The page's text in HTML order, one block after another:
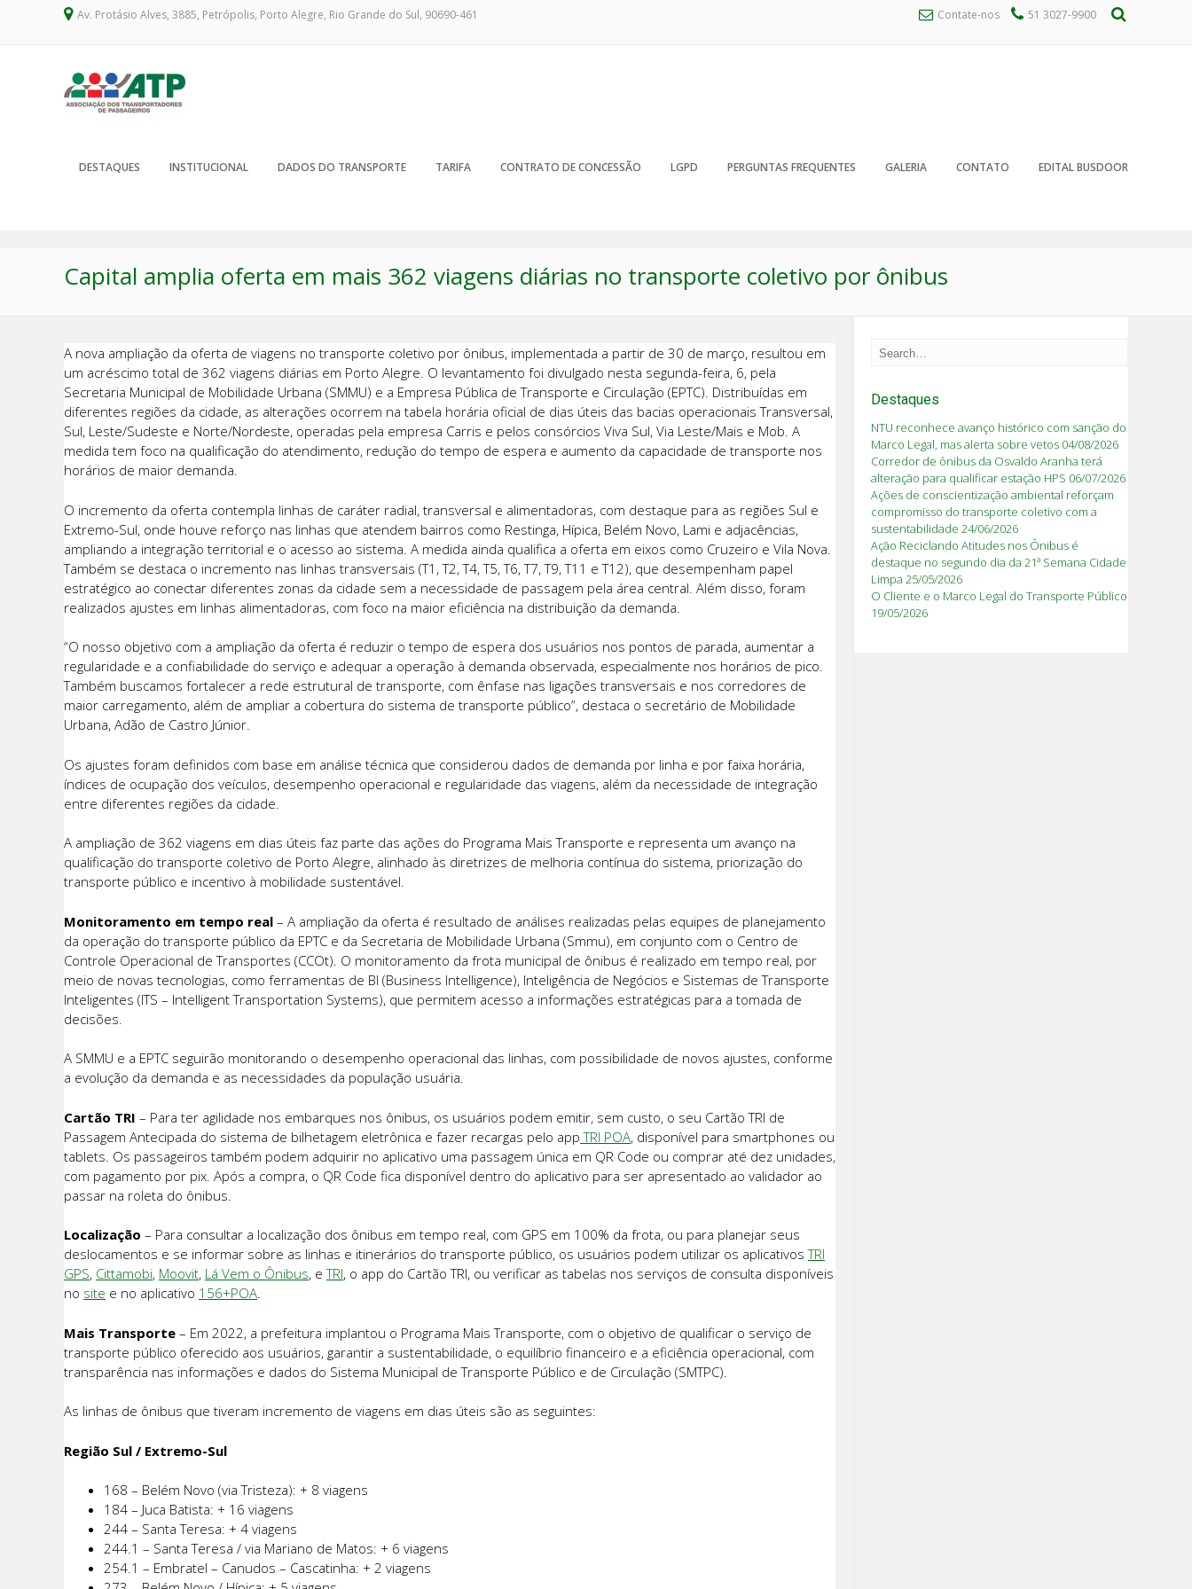
Av. Protásio Alves, 3885, Petrópolis, Porto Alegre, Rio Grande do Sul, 90690-461 Contate-nos 51 3027-9900
DESTAQUES INSTITUCIONAL DADOS DO TRANSPORTE TARIFA CONTRATO DE CONCESSÃO LGPD PERGUNTAS FREQUENTES GALERIA CONTATO EDITAL BUSDOOR
Capital amplia oferta em mais 362 viagens diárias no transporte coletivo por ônibus
A nova ampliação da oferta de viagens no transporte coletivo por ônibus, implementada a partir de 30 de março, resultou em
um acréscimo total de 362 viagens diárias em Porto Alegre. O levantamento foi divulgado nesta segunda-feira, 6, pela
Secretaria Municipal de Mobilidade Urbana (SMMU) e a Empresa Pública de Transporte e Circulação (EPTC). Distribuídas em
diferentes regiões da cidade, as alterações ocorrem na tabela horária oficial de dias úteis das bacias operacionais Transversal,
Sul, Leste/Sudeste e Norte/Nordeste, operadas pela empresa Carris e pelos consórcios Viva Sul, Via Leste/Mais e Mob. A
medida tem foco na qualificação do atendimento, redução do tempo de espera e aumento da capacidade de transporte nos
horários de maior demanda.
O incremento da oferta contempla linhas de caráter radial, transversal e alimentadoras, com destaque para as regiões Sul e
Extremo-Sul, onde houve reforço nas linhas que atendem bairros como Restinga, Hípica, Belém Novo, Lami e adjacências,
ampliando a integração territorial e o acesso ao sistema. A medida ainda qualifica a oferta em eixos como Cruzeiro e Vila Nova.
Também se destaca o incremento nas linhas transversais (T1, T2, T4, T5, T6, T7, T9, T11 e T12), que desempenham papel
estratégico ao conectar diferentes zonas da cidade sem a necessidade de passagem pela área central. Além disso, foram
realizados ajustes em linhas alimentadoras, com foco na maior eficiência na distribuição da demanda.
“O nosso objetivo com a ampliação da oferta é reduzir o tempo de espera dos usuários nos pontos de parada, aumentar a
regularidade e a confiabilidade do serviço e adequar a operação à demanda observada, especialmente nos horários de pico.
Também buscamos fortalecer a rede estrutural de transporte, com ênfase nas ligações transversais e nos corredores de
maior carregamento, além de ampliar a cobertura do sistema de transporte público”, destaca o secretário de Mobilidade
Urbana, Adão de Castro Júnior.
Os ajustes foram definidos com base em análise técnica que considerou dados de demanda por linha e por faixa horária,
índices de ocupação dos veículos, desempenho operacional e regularidade das viagens, além da necessidade de integração
entre diferentes regiões da cidade.
A ampliação de 362 viagens em dias úteis faz parte das ações do Programa Mais Transporte e representa um avanço na
qualificação do transporte coletivo de Porto Alegre, alinhado às diretrizes de melhoria contínua do sistema, priorização do
transporte público e incentivo à mobilidade sustentável.
Monitoramento em tempo real – A ampliação da oferta é resultado de análises realizadas pelas equipes de planejamento
da operação do transporte público da EPTC e da Secretaria de Mobilidade Urbana (Smmu), em conjunto com o Centro de
Controle Operacional de Transportes (CCOt). O monitoramento da frota municipal de ônibus é realizado em tempo real, por
meio de novas tecnologias, como ferramentas de BI (Business Intelligence), Inteligência de Negócios e Sistemas de Transporte
Inteligentes (ITS – Intelligent Transportation Systems), que permitem acesso a informações estratégicas para a tomada de
decisões.
A SMMU e a EPTC seguirão monitorando o desempenho operacional das linhas, com possibilidade de novos ajustes, conforme
a evolução da demanda e as necessidades da população usuária.
Cartão TRI – Para ter agilidade nos embarques nos ônibus, os usuários podem emitir, sem custo, o seu Cartão TRI de
Passagem Antecipada do sistema de bilhetagem eletrônica e fazer recargas pelo app TRI POA, disponível para smartphones ou
tablets. Os passageiros também podem adquirir no aplicativo uma passagem única em QR Code ou comprar até dez unidades,
com pagamento por pix. Após a compra, o QR Code fica disponível dentro do aplicativo para ser apresentado ao validador ao
passar na roleta do ônibus.
Localização – Para consultar a localização dos ônibus em tempo real, com GPS em 100% da frota, ou para planejar seus
deslocamentos e se informar sobre as linhas e itinerários do transporte público, os usuários podem utilizar os aplicativosTRI
GPS, Cittamobi, Moovit, Lá Vem o Ônibus, eTRI, o app do Cartão TRI, ou verificar as tabelas nos serviços de consulta disponíveis
no site e no aplicativo 156+POA.
Mais Transporte – Em 2022, a prefeitura implantou o Programa Mais Transporte, com o objetivo de qualificar o serviço de
transporte público oferecido aos usuários, garantir a sustentabilidade, o equilíbrio financeiro e a eficiência operacional, com
transparência nas informações e dados do Sistema Municipal de Transporte Público e de Circulação (SMTPC).
As linhas de ônibus que tiveram incremento de viagens em dias úteis são as seguintes:
Região Sul / Extremo-Sul
168 – Belém Novo (via Tristeza): + 8 viagens
184 – Juca Batista: + 16 viagens
244 – Santa Teresa: + 4 viagens
244.1 – Santa Teresa / via Mariano de Matos: + 6 viagens
254.1 – Embratel – Canudos – Cascatinha: + 2 viagens
Destaques
NTU reconhece avanço histórico com sanção do
Marco Legal, mas alerta sobre vetos 04/08/2026
Corredor de ônibus da Osvaldo Aranha terá
alteração para qualificar estação HPS 06/07/2026
Ações de conscientização ambiental reforçam
compromisso do transporte coletivo com a
sustentabilidade 24/06/2026
Ação Reciclando Atitudes nos Ônibus é
destaque no segundo dia da 21ª Semana Cidade
Limpa 25/05/2026
O Cliente e o Marco Legal do Transporte Público
19/05/2026